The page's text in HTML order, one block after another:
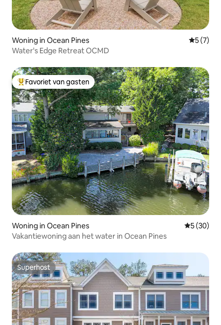
Woning in Ocean Pines
5 (7)
Water's Edge Retreat OCMD
Topfavoriet van gasten
Favoriet van gasten
Woning in Ocean Pines
5 (30)
Vakantiewoning aan het water in Ocean Pines
Superhost
Superhost